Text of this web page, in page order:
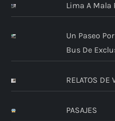
Lima A Mala
Un Paseo
Bus De
RELATOS DE
PASAJES